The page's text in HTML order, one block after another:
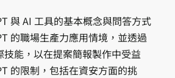
與 AI 工具的基本概念與問答方式
的職場生產力應用情境，並透過
技能，以在提案簡報製作中受益
的限制，包括在資安方面的挑